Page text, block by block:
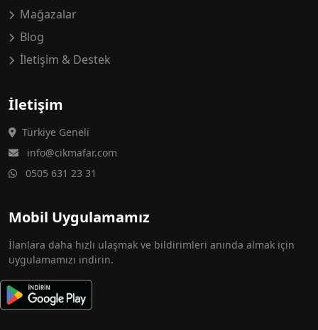
Mağazalar
Blog
İletişim & Destek
İletişim
Türkiye Geneli
info@cikmafar.com
0505 631 23 31
Mobil Uygulamamız
İlanlara daha hızlı ulaşmak ve bildirimleri anında almak için
uygulamamızı indirin.